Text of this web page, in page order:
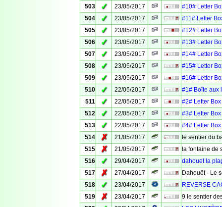
503
✓ 23/05/2017
#10# Letter
504
✓ 23/05/2017
#11# Letter
505
✓ 23/05/2017
#12# Letter
506
✓ 23/05/2017
#13# Letter
507
✓ 23/05/2017
#14# Letter
508
✓ 23/05/2017
#15# Letter
509
✓ 23/05/2017
#16# Letter
510
✓ 22/05/2017
#1# Boîte aux
511
✓ 22/05/2017
#2# Letter
512
✓ 22/05/2017
#3# Letter
513
✓ 22/05/2017
#4# Letter
514
✗ 21/05/2017
le sentier du
515
✗ 21/05/2017
la fontaine de
516
✓ 29/04/2017
dahouet la
517
✗ 27/04/2017
Dahouët - Le
518
✓ 23/04/2017
REVERSE
519
✗ 23/04/2017
9 le sentier